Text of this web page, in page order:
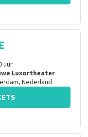
uur
Luxortheater
, Nederland